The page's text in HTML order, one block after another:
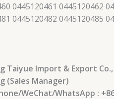
0445120461 0445120462
0445120482 0445120485
Taiyue Import & Export
(Sales Manager)
WeChat/WhatsApp :